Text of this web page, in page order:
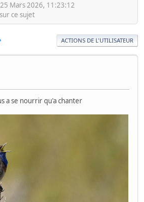
Mars 2026, 11:23:12
ce sujet
ACTIONS DE L'UTILISATEUR
a se nourrir qu'a chanter